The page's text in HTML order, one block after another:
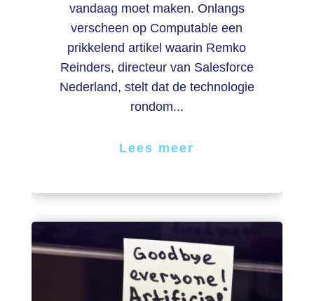
vandaag moet maken. Onlangs
verscheen op Computable een
prikkelend artikel waarin Remko
Reinders, directeur van Salesforce
Nederland, stelt dat de technologie
rondom...
Lees meer